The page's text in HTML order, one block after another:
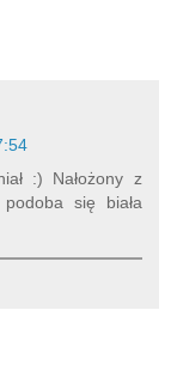
:) Nałożony z
się biała